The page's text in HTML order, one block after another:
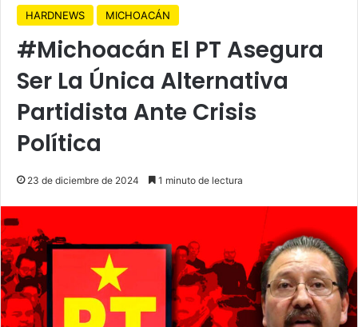
HARDNEWS MICHOACÁN
#Michoacán El PT Asegura
Ser La Única Alternativa
Partidista Ante Crisis
Política
23 de diciembre de 2024 1 minuto de lectura